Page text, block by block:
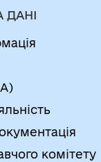
ДАНІ
комітету